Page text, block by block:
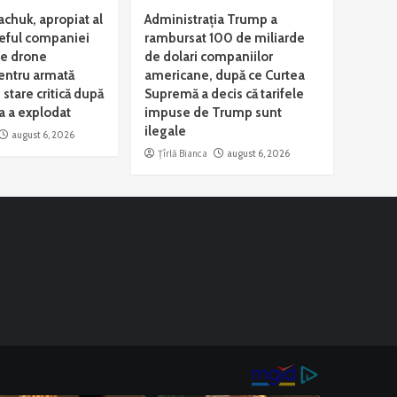
apropiat al
companiei
drone
armată
stare critică după
a explodat
august 6, 2026
Administrația Trump a
rambursat 100 de miliarde
de dolari companiilor
americane, după ce Curtea
Supremă a decis că tarifele
impuse de Trump sunt
ilegale
Țîrlă Bianca august 6, 2026